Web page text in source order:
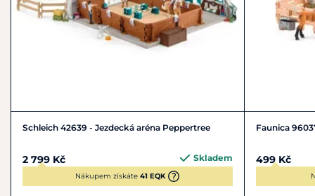
Schleich 42639 - Jezdecká aréna Peppertree
2 799 Kč Skladem
Nákupem získáte41 EQK
Faunica
499 Kč